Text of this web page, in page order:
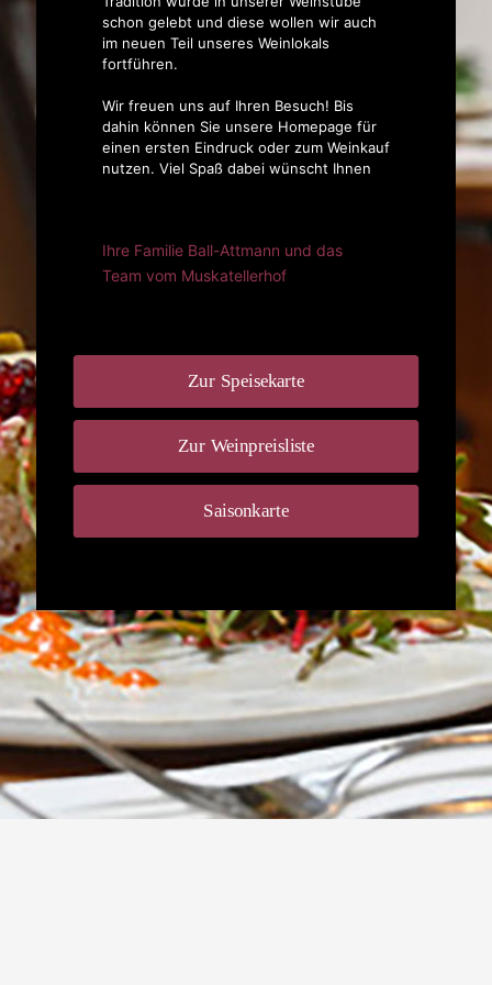
schon gelebt und diese wollen wir auch
im neuen Teil unseres Weinlokals
fortführen.
Wir freuen uns auf Ihren Besuch! Bis
dahin können Sie unsere Homepage für
einen ersten Eindruck oder zum Weinkauf
nutzen. Viel Spaß dabei wünscht Ihnen
Ihre Familie Ball-Attmann und das
Team vom Muskatellerhof
Zur Speisekarte
Zur Weinpreisliste
Saisonkarte